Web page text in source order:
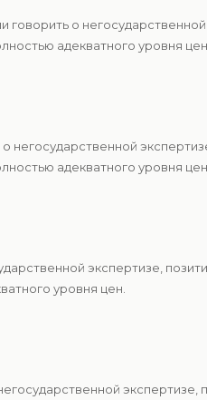
о
адекватного уровня цен.
негосударственной
адекватного уровня цен.
экспертизе,
уровня цен.